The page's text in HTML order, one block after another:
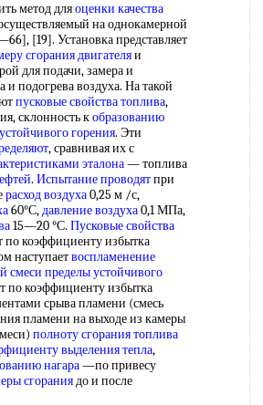
метод дляоценки качества
на однокамерной
[19]. Установка представляет
сгорания двигателяи
для подачи, замера и
и подогрева воздуха. На такой
пусковые свойства топлива,
склонность кобразованию
горения. Эти
, сравнивая их с
эталона— топлива
. Испытание проводятпри
расход воздуха0,25 м /с,
60°С,давление воздуха0,1 МПа,
15—20 °С. Пусковые свойства
по коэффициенту избытка
наступаетвоспламенение
смеси пределы устойчивого
по коэффициенту избытка
срыва пламени (смесь
пламени на выходе из камеры
полноту сгораниятоплива
выделения тепла,
нагара—по привесу
сгораниядо и после